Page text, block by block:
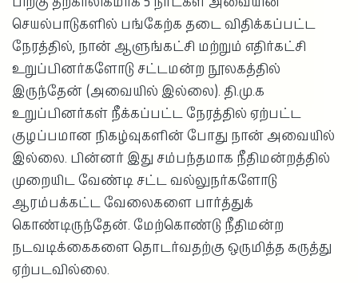
செயல்பாடுகளில் பங்கேற்க தடை விதிக்கப்பட்ட
நேரத்தில், நான் ஆளுங்கட்சி மற்றும் எதிர்கட்சி
உறுப்பினர்களோடு சட்டமன்ற நூலகத்தில்
இருந்தேன் (அவையில் இல்லை). தி.மு.க
உறுப்பினர்கள் நீக்கப்பட்ட நேரத்தில் ஏற்பட்ட
குழப்பமான நிகழ்வுகளின் போது நான் அவையில்
இல்லை. பின்னர் இது சம்பந்தமாக நீதிமன்றத்தில்
முறையிட வேண்டி சட்ட வல்லுநர்களோடு
ஆரம்பக்கட்ட வேலைகளை பார்த்துக்
கொண்டிருந்தேன். மேற்கொண்டு நீதிமன்ற
நடவடிக்கைகளை தொடர்வதற்கு ஒருமித்த கருத்து
ஏற்படவில்லை.